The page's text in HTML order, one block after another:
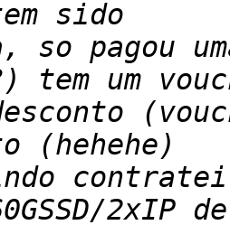
so pagou
contratei